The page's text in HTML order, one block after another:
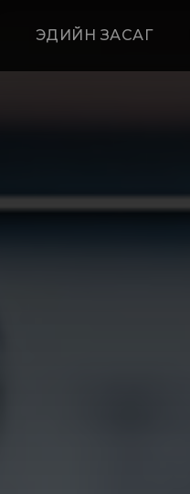
ЭДИЙН ЗАСАГ